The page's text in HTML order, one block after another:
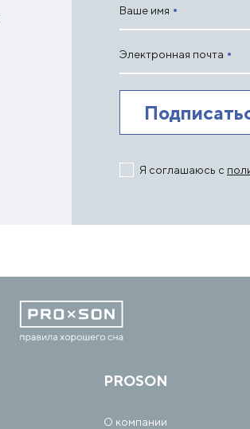
Ваше имя
Электронная почта
Я соглашаюсь с
PROSON
О компании